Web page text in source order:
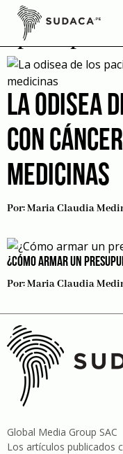
Skip
content
LA ODISEA
CON
MEDICINAS
Por:Maria Claudia
¿CÓMO ARMAR UN
Por:Maria Claudia
Global Media Group SAC
Los artículos publicados